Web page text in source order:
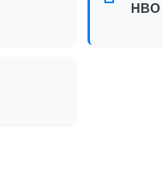
HBO